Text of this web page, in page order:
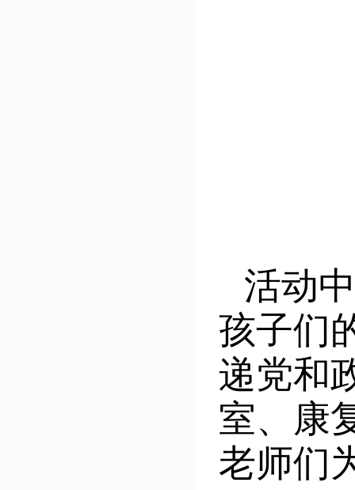
活动
孩子们
递党和
室、康
老师们